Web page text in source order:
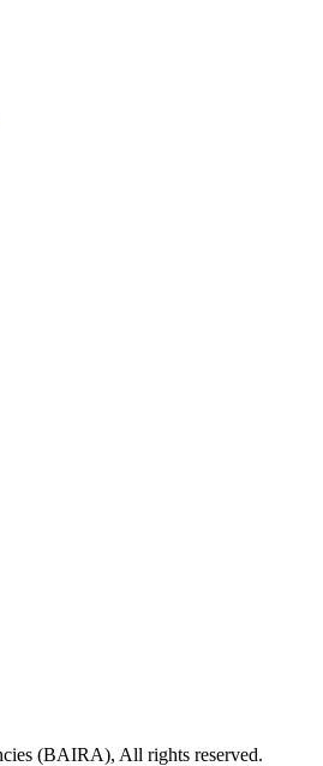
(BAIRA), All rights reserved.